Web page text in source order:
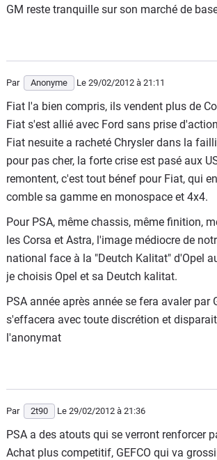
Dans le cas Nissan-Renault, la situation
Imaginons que par miracle, Nissan
un rachat d'actions de Renault sans que
suffirait que Renault rachète 6% des
pour en prendre le contrôle effectif...
Nissan possède 15% des actions de
avec l'état Français.
Si oui, dans quelle situation ça pourrait
Bah non, finalement non. :)
J'espère avoir été clair.
GM reste tranquille sur son marché de
Par Anonyme Le 29/02/2012 à 21:11
Fiat l'a bien compris, ils vendent plus de
Fiat s'est allié avec Ford sans prise
Fiat nesuite a racheté Chrysler dans la
pour pas cher, la forte crise est pasé aux
remontent, c'est tout bénef pour Fiat, qui
comble sa gamme en monospace et 4x4.
Pour PSA, même chassis, même finition,
les Corsa et Astra, l'image médiocre de
national face à la "Deutch Kalitat" d'Opel
je choisis Opel et sa Deutch kalitat.
PSA année après année se fera avaler par
s'effacera avec toute discrétion et
l'anonymat
Par 2t90 Le 29/02/2012 à 21:36
PSA a des atouts qui se verront renforcer
Achat plus competitif, GEFCO qui va